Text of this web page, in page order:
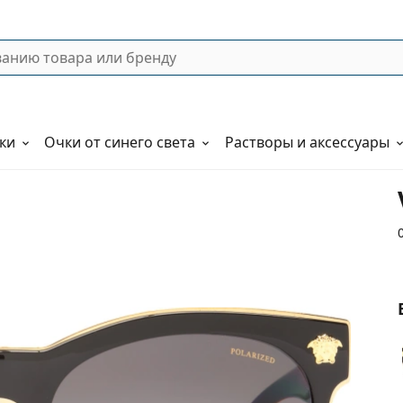
Очки от синего света Растворы и аксессуары